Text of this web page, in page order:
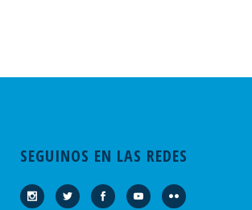
SEGUINOS EN LAS REDES